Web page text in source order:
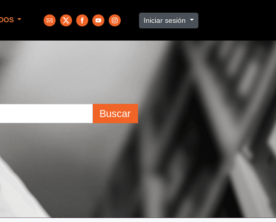
Iniciar sesión
Buscar